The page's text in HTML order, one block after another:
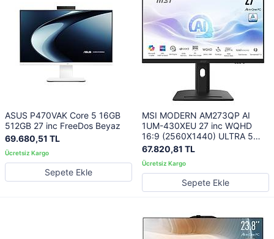
ASUS P470VAK Core 5 16GB
512GB 27 inc FreeDos Beyaz
69.680,51 TL
Sepete Ekle
MSI MODERN AM273QP AI
1UM-430XEU 27 inc WQHD
16:9 (2560X1440) ULTRA 5
125H 16GB DDR5 512GB SSD
FDOS SIYAH AIO PC
67.820,81 TL
Sepete Ekle